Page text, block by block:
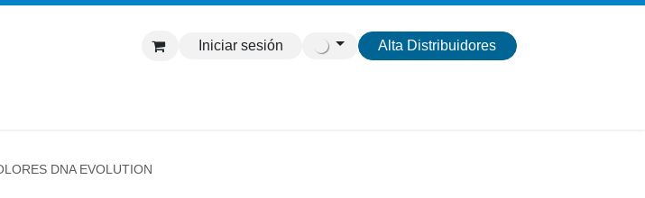
Iniciar sesión Alta Distribuidores
DNA EVOLUTION